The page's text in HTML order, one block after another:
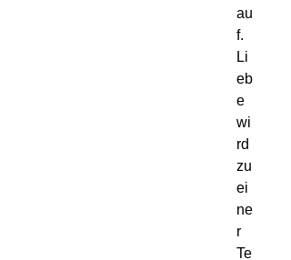
au
f.
Li
eb
e
wi
rd
zu
ei
ne
r
Te